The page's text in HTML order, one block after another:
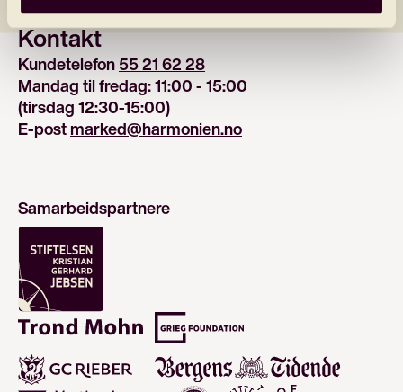
Kontakt
Kundetelefon 55 21 62 28
Mandag til fredag: 11:00 - 15:00
(tirsdag 12:30-15:00)
E-post marked@harmonien.no
Samarbeidspartnere